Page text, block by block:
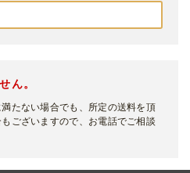
ん。
たない場合でも、所定の送料を頂
ございますので、お電話でご相談